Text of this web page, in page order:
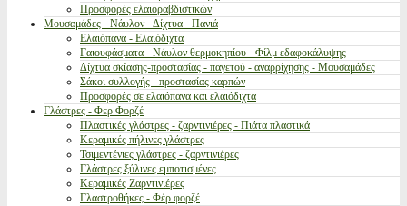
Προσφορές ελαιοραβδιστικών
Μουσαμάδες - Νάυλον - Δίχτυα - Πανιά
Ελαιόπανα - Ελαιόδιχτα
Γαιουφάσματα - Νάυλον θερμοκηπίου - Φίλμ εδαφοκάλυψης
Δίχτυα σκίασης-προστασίας - παγετού - αναρρίχησης - Μουσαμάδες
Σάκοι συλλογής - προστασίας καρπών
Προσφορές σε ελαιόπανα και ελαιόδιχτα
Γλάστρες - Φερ Φορζέ
Πλαστικές γλάστρες - ζαρντινιέρες - Πιάτα πλαστικά
Κεραμικές πήλινες γλάστρες
Τσιμεντένιες γλάστρες - ζαρντινιέρες
Γλάστρες ξύλινες εμποτισμένες
Κεραμικές Ζαρντινιέρες
Γλαστροθήκες - Φέρ φορζέ